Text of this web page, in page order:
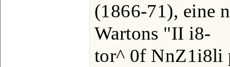
(1866-71), eine
Wartons "II i8-
tor^ 0f NnZ1i8li